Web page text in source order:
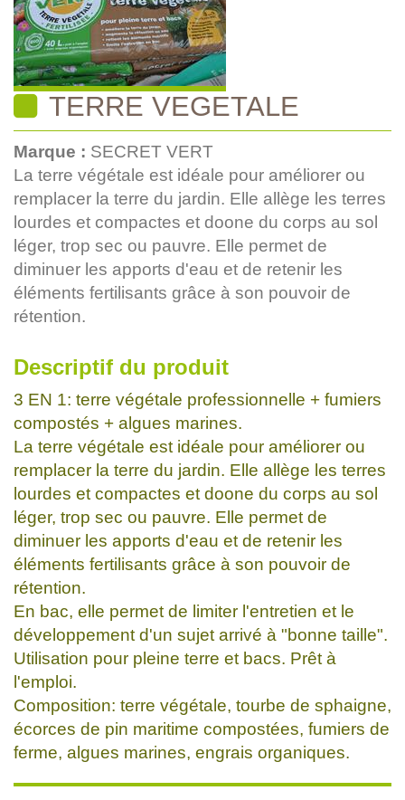
TERRE VEGETALE
Marque : SECRET VERT
La terre végétale est idéale pour améliorer ou
remplacer la terre du jardin. Elle allège les terres
lourdes et compactes et doone du corps au sol
léger, trop sec ou pauvre. Elle permet de
diminuer les apports d'eau et de retenir les
éléments fertilisants grâce à son pouvoir de
rétention.
Descriptif du produit
3 EN 1: terre végétale professionnelle + fumiers
compostés + algues marines.
La terre végétale est idéale pour améliorer ou
remplacer la terre du jardin. Elle allège les terres
lourdes et compactes et doone du corps au sol
léger, trop sec ou pauvre. Elle permet de
diminuer les apports d'eau et de retenir les
éléments fertilisants grâce à son pouvoir de
rétention.
En bac, elle permet de limiter l'entretien et le
développement d'un sujet arrivé à "bonne taille".
Utilisation pour pleine terre et bacs. Prêt à
l'emploi.
Composition: terre végétale, tourbe de sphaigne,
écorces de pin maritime compostées, fumiers de
ferme, algues marines, engrais organiques.